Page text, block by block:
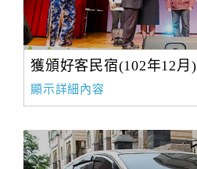
獲頒好客民宿(102年12月)
顯示詳細內容